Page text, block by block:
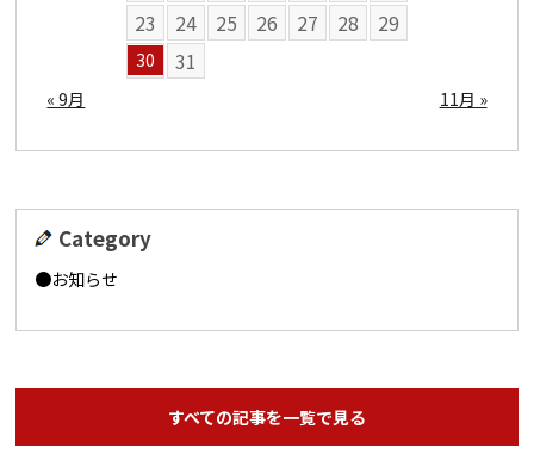
23 24 25 26 27 28 29
30 31
« 9月 11月 »
Category
お知らせ
すべての記事を一覧で見る